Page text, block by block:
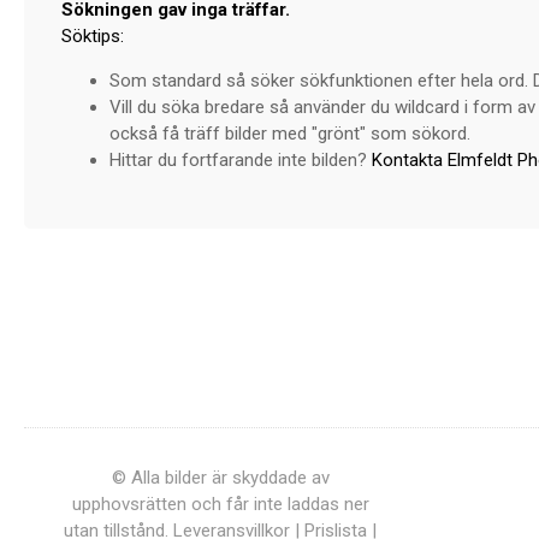
Sökningen gav inga träffar.
Söktips:
Som standard så söker sökfunktionen efter hela ord.
Vill du söka bredare så använder du wildcard i form
också få träff bilder med "grönt" som sökord.
Hittar du fortfarande inte bilden? Kontakta Elmfeldt
© Alla bilder är skyddade av
upphovsrätten och får inte laddas ner
utan tillstånd. Leveransvillkor | Prislista |